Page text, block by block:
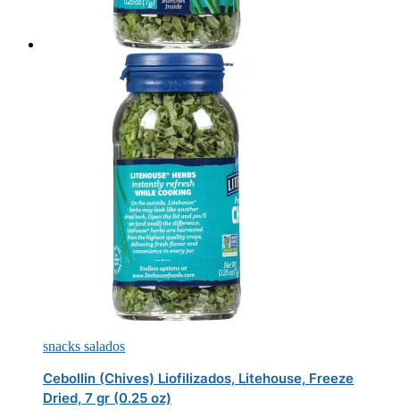
snacks salados
Cebollin (Chives) Liofilizados, Litehouse, Freeze
Dried, 7 gr (0.25 oz)